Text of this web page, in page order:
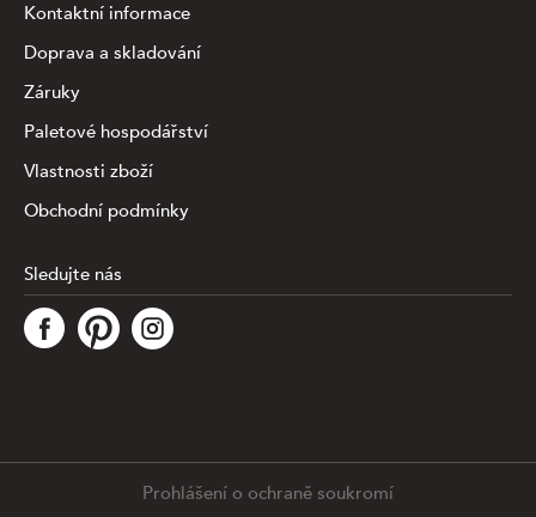
Tato stránka využívá soubory cookies ke shromažďování a
analýze informací o výkonu a používání webu, zajištění
fungování funkcí ze sociálních médií a ke zlepšení a
Kontaktní informace
Doprava a skladování
Záruky
Paletové hospodářství
Vlastnosti zboží
Obchodní podmínky
Sledujte nás
Prohlášení o ochraně soukromí